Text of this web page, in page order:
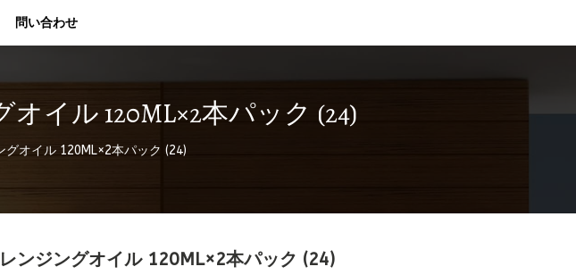
問い合わせ
イル 120ML×2本パック (24)
オイル 120ML×2本パック (24)
ンジングオイル 120ML×2本パック (24)